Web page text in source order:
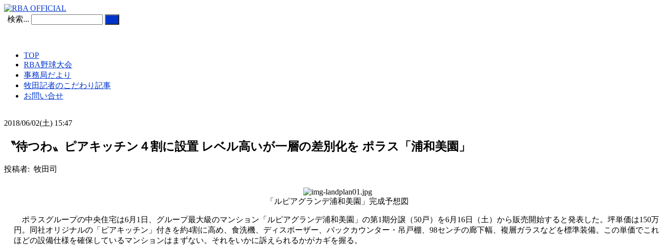
検索...
TOP
RBA野球大会
事務局だより
牧田記者のこだわり記事
お問い合せ
2018/06/02(土) 15:47
〝待つわ〟ピアキッチン４割に設置 レベル高いが一層の差別化を ポラス「浦和美園」
投稿者: 牧田司
「ルピアグランデ浦和美園」完成予想図
ポラスグループの中央住宅は6月1日、グループ最大級のマンション「ルピアグランデ浦和美園」の第1期分譲（50戸）を6月16日（土）から販売開始すると発表した。坪単価は150万
円。同社オリジナルの「ピアキッチン」付きを約4割に高め、食洗機、ディスポーザー、バックカウンター・吊戸棚、98センチの廊下幅、複層ガラスなどを標準装備。この単価でこれ
ほどの設備仕様を確保しているマンションはまずない。それをいかに訴えられるかがカギを握る。